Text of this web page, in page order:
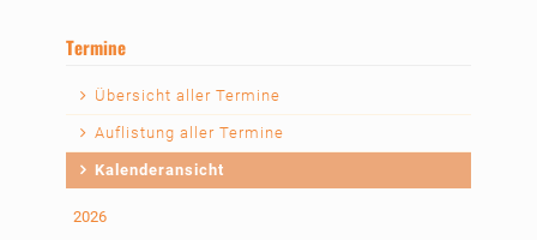
Termine
Navigation
überspringen
Übersicht aller Termine
Auflistung aller Termine
Kalenderansicht
2026